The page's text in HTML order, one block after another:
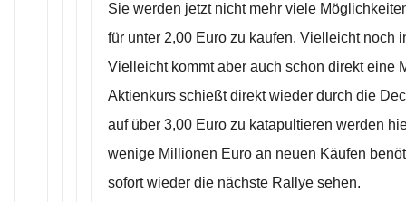
Sie werden jetzt nicht mehr viele
für unter 2,00 Euro zu kaufen. Vielleicht noch
Vielleicht kommt aber auch schon direkt eine
Aktienkurs schießt direkt wieder durch die
auf über 3,00 Euro zu katapultieren werden
wenige Millionen Euro an neuen Käufen
sofort wieder die nächste Rallye sehen.